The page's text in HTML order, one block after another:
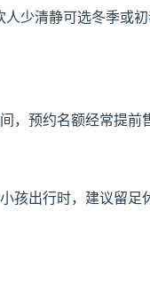
少清静可选冬季或
，预约名额经常提前
孩出行时，建议留足